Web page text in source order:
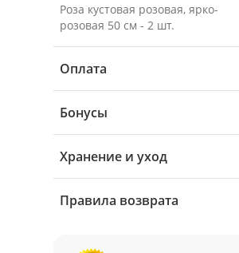
Роза кустовая розовая, ярко-
розовая 50 см - 2 шт.
Оплата
Бонусы
Хранение и уход
Правила возврата